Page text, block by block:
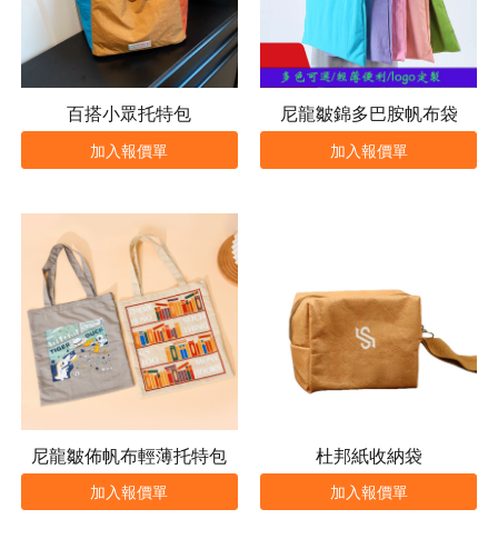
百搭小眾托特包
加入報價單
尼龍皺錦多巴胺帆布袋
加入報價單
尼龍皺佈帆布輕薄托特包
加入報價單
杜邦紙收納袋
加入報價單